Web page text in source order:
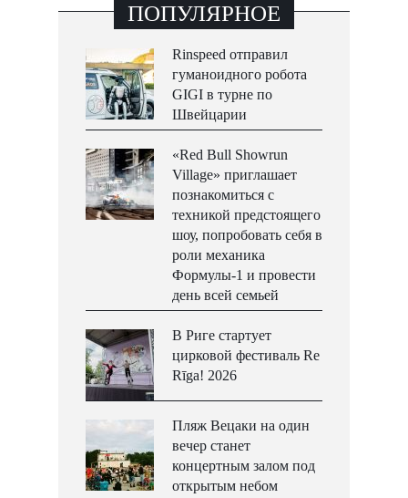
ПОПУЛЯРНОЕ
Rinspeed отправил
гуманоидного робота
GIGI в турне по
Швейцарии
«Red Bull Showrun
Village» приглашает
познакомиться с
техникой предстоящего
шоу, попробовать себя в
роли механика
Формулы-1 и провести
день всей семьей
В Риге стартует
цирковой фестиваль Re
Rīga! 2026
Пляж Вецаки на один
вечер станет
концертным залом под
открытым небом